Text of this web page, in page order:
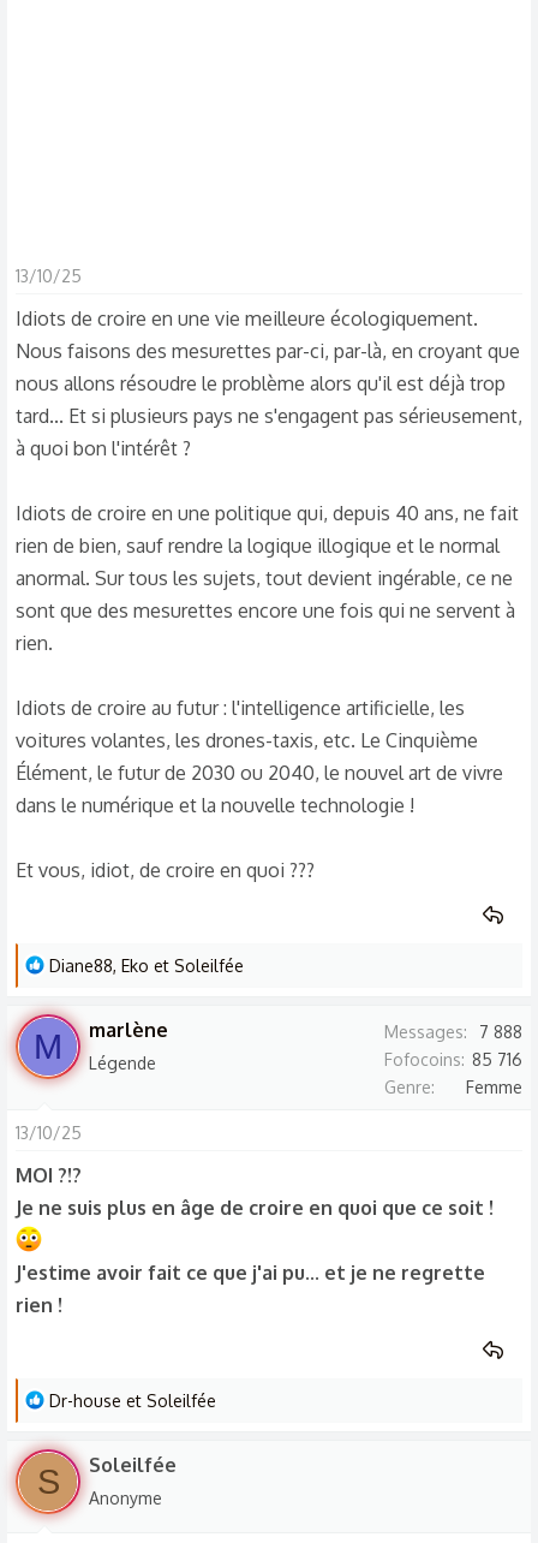
13/10/25
Idiots de croire en une vie meilleure écologiquement.
Nous faisons des mesurettes par-ci, par-là, en croyant que
nous allons résoudre le problème alors qu'il est déjà trop
tard... Et si plusieurs pays ne s'engagent pas sérieusement,
à quoi bon l'intérêt ?
Idiots de croire en une politique qui, depuis 40 ans, ne fait
rien de bien, sauf rendre la logique illogique et le normal
anormal. Sur tous les sujets, tout devient ingérable, ce ne
sont que des mesurettes encore une fois qui ne servent à
rien.
Idiots de croire au futur : l'intelligence artificielle, les
voitures volantes, les drones-taxis, etc. Le Cinquième
Élément, le futur de 2030 ou 2040, le nouvel art de vivre
dans le numérique et la nouvelle technologie !
Et vous, idiot, de croire en quoi ???
L
s
r
é
c
i
o
s
Diane88, Eko et Soleilfée
M marlène
Légende
Messages
7 888
Fofocoins 85 716
Genre
Femme
13/10/25
MOI ?!?
Je ne suis plus en âge de croire en quoi que ce soit !
J'estime avoir fait ce que j'ai pu... et je ne regrette
rien !
L
s
r
é
Dr-house et Soleilfée
S Soleilfée
Anonyme